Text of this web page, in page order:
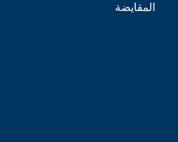
المقايضة